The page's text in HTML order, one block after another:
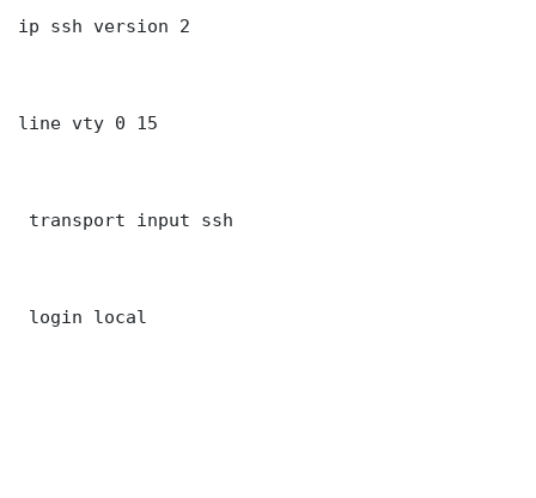
ip ssh version 2
line vty 0 15
transport input ssh
login local